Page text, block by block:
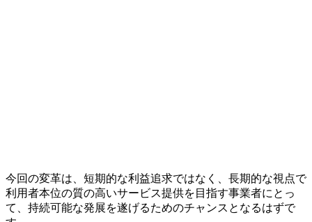
今回の変革は、短期的な利益追求ではなく、長期的な視点で
利用者本位の質の高いサービス提供を目指す事業者にとっ
て、持続可能な発展を遂げるためのチャンスとなるはずで